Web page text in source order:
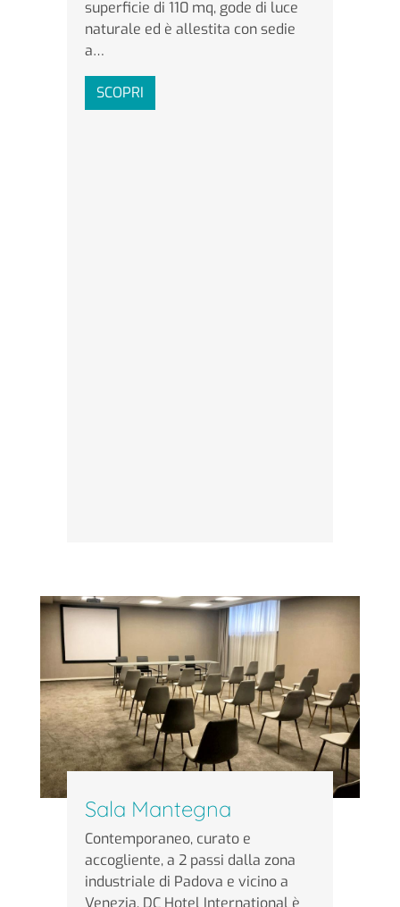
superficie di 110 mq, gode di luce
naturale ed è allestita con sedie
a…
SCOPRI
Sala Mantegna
Contemporaneo, curato e
accogliente, a 2 passi dalla zona
industriale di Padova e vicino a
Venezia, DC Hotel International è